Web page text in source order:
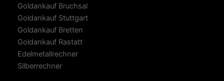
Goldankauf Bruchsal
Goldankauf Stuttgart
Goldankauf Bretten
Goldankauf Rastatt
Edelmetallrechner
Silberrechner